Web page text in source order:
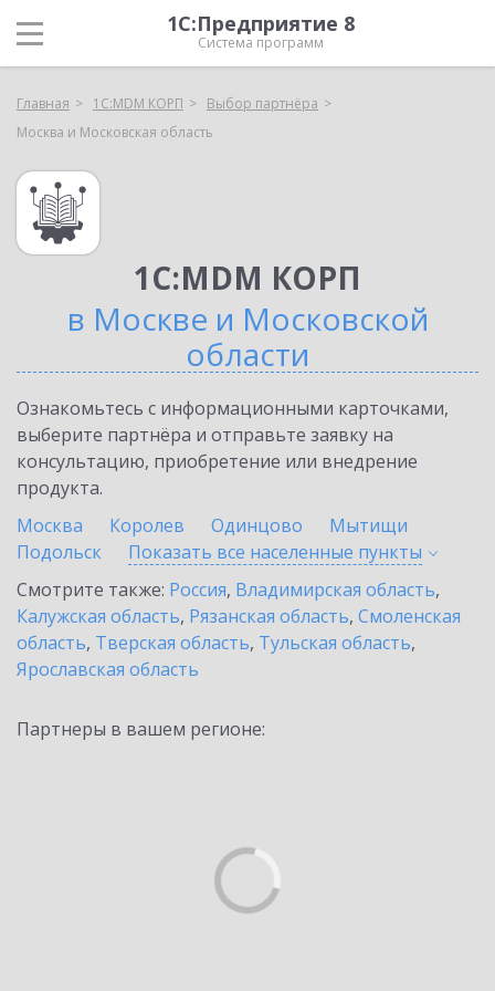
1С:Предприятие 8
Система программ
Главная 1С:MDM КОРП
Выбор партнёра
Москва и Московская область
1С:MDM КОРП
в Москве и Московской
области
Ознакомьтесь с информационными карточками,
выберите партнёра и отправьте заявку на
консультацию, приобретение или внедрение
продукта.
Москва
Королев Одинцово
Мытищи
Подольск
Показать все населенные пункты
Смотрите также: Россия, Владимирская область,
Калужская область, Рязанская область, Смоленская
область, Тверская область, Тульская область,
Ярославская область
Партнеры в вашем регионе: